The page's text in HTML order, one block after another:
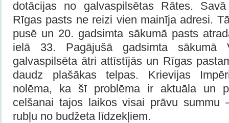
dotācijas no galvaspilsētas Rātes.
Rīgas pasts ne reizi vien mainīja adresi.
pusē un 20. gadsimta sākumā pasts
ielā 33. Pagājušā gadsimta sākumā
galvaspilsēta ātri attīstījās un Rīgas
daudz plašākas telpas. Krievijas
nolēma, ka šī problēma ir aktuāla un
celšanai tajos laikos visai prāvu summu
rubļu no budžeta līdzekļiem.